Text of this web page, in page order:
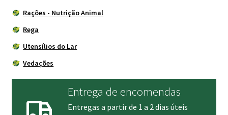
Rações - Nutrição Animal
Rega
Utensílios do Lar
Vedações
Entrega de encomendas
Entregas a partir de 1 a 2 dias úteis